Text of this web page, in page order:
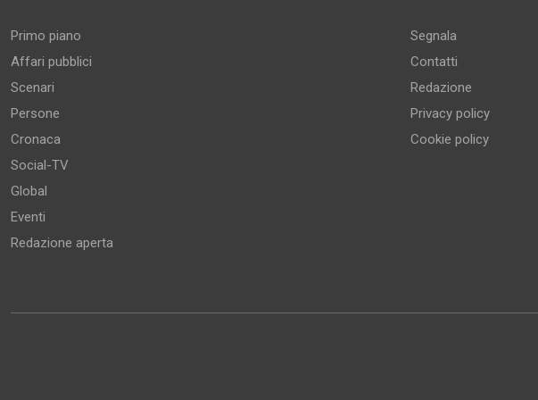
Primo piano
Affari pubblici
Scenari
Persone
Cronaca
Social-TV
Global
Eventi
Redazione aperta
Segnala
Contatti
Redazione
Privacy policy
Cookie policy